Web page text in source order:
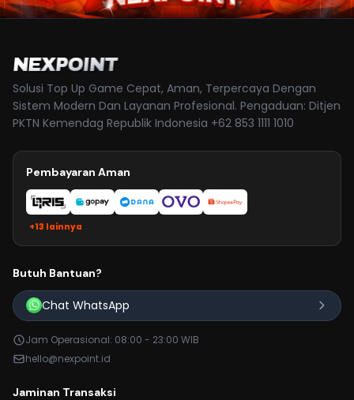
NEXPOINT
Solusi Top Up Game Cepat, Aman, Terpercaya Dengan
Sistem Modern Dan Layanan Profesional. Pengaduan: Ditjen
PKTN Kemendag Republik Indonesia +62 853 1111 1010
Pembayaran Aman
+13 lainnya
Butuh Bantuan?
Chat WhatsApp
Jam Operasional: 08:00 - 23:00 WIB
hello@nexpoint.id
Jaminan Transaksi